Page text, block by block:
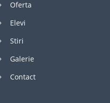
Oferta
Elevi
Stiri
Galerie
Contact